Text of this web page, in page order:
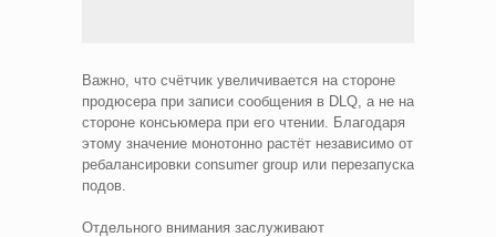
Важно, что счётчик увеличивается на стороне
продюсера при записи сообщения в DLQ, а не на
стороне консьюмера при его чтении. Благодаря
этому значение монотонно растёт независимо от
ребалансировки consumer group или перезапуска
подов.
Отдельного внимания заслуживают